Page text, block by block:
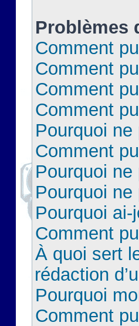
Problèmes
Comment
Comment
Comment
Comment
Pourquoi ne
Comment
Pourquoi
Pourquoi
Pourquoi
Comment
À quoi sert
rédaction
Pourquoi
Comment